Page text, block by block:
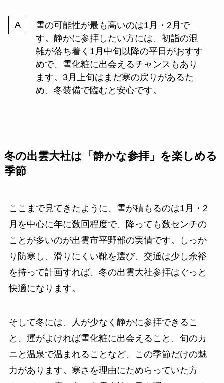
雪の可能性が最も高いのは1月・2月で
す。静かに参拝したい方には、初詣の混
雑が落ち着く1月中旬以降の平日がおすす
めで、雪化粧に出会えるチャンスもあり
ます。3月上旬はまだ寒の戻りがあるた
め、冬装備で臨むと安心です。
冬の出雲大社は「静かな参拝」を楽しめる
季節
ここまで見てきたように、雪が積もるのは1月・2
月を中心に年に数回程度で、降っても数センチの
ことが多いのが出雲市平野部の実情です。しっか
り防寒し、滑りにくい靴を選び、交通は少し余裕
を持って計画すれば、冬の出雲大社参拝はぐっと
快適になります。
そして冬には、人が少なく静かに参拝できるこ
と、運がよければ雪化粧に出会えること、旬のカ
ニと温泉で温まれることなど、この季節だけの魅
力があります。寒さを理由にためらっていた方